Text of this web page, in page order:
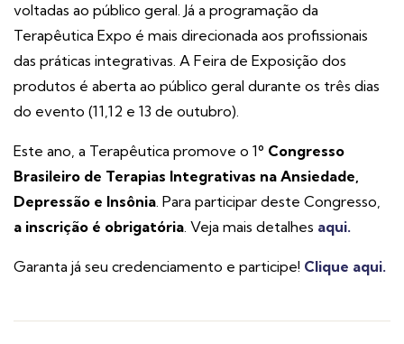
voltadas ao público geral. Já a programação da
Terapêutica Expo é mais direcionada aos profissionais
das práticas integrativas. A Feira de Exposição dos
produtos é aberta ao público geral durante os três dias
do evento (11,12 e 13 de outubro).
Este ano, a Terapêutica promove o 1º Congresso
Brasileiro de Terapias Integrativas na Ansiedade,
Depressão e Insônia. Para participar deste Congresso,
a inscrição é obrigatória. Veja mais detalhes aqui.
Garanta já seu credenciamento e participe! Clique aqui.